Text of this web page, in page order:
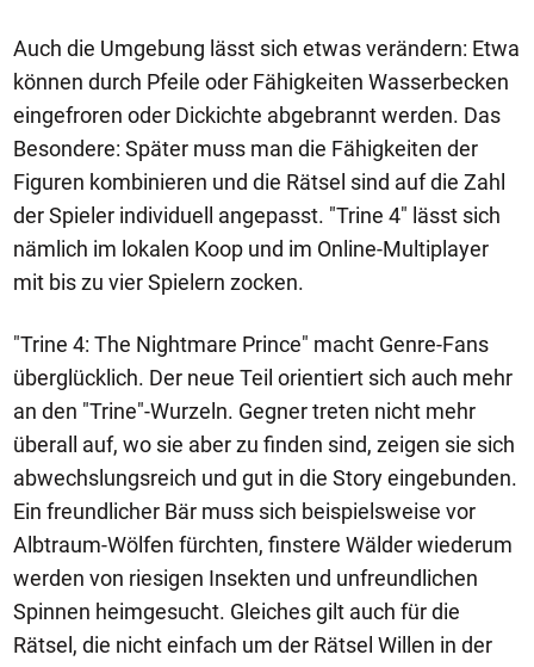
Auch die Umgebung lässt sich etwas verändern: Etwa
können durch Pfeile oder Fähigkeiten Wasserbecken
eingefroren oder Dickichte abgebrannt werden. Das
Besondere: Später muss man die Fähigkeiten der
Figuren kombinieren und die Rätsel sind auf die Zahl
der Spieler individuell angepasst. "Trine 4" lässt sich
nämlich im lokalen Koop und im Online-Multiplayer
mit bis zu vier Spielern zocken.
"Trine 4: The Nightmare Prince" macht Genre-Fans
überglücklich. Der neue Teil orientiert sich auch mehr
an den "Trine"-Wurzeln. Gegner treten nicht mehr
überall auf, wo sie aber zu finden sind, zeigen sie sich
abwechslungsreich und gut in die Story eingebunden.
Ein freundlicher Bär muss sich beispielsweise vor
Albtraum-Wölfen fürchten, finstere Wälder wiederum
werden von riesigen Insekten und unfreundlichen
Spinnen heimgesucht. Gleiches gilt auch für die
Rätsel, die nicht einfach um der Rätsel Willen in der